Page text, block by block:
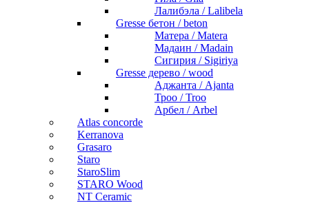
Лалибэла / Lalibela
Gresse бетон / beton
Матера / Matera
Мадаин / Madain
Сигирия / Sigiriya
Gresse дерево / wood
Аджанта / Ajanta
Троо / Troo
Арбел / Arbel
Atlas concorde
Kerranova
Grasaro
Staro
StaroSlim
STARO Wood
NT Ceramic